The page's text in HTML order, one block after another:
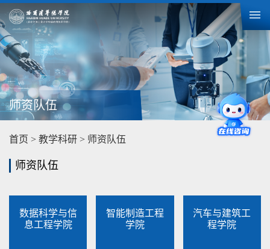
师资队伍
首页 > 教学科研 > 师资队伍
师资队伍
数据科学与信
息工程学院
智能制造工程
学院
汽车与建筑工
程学院